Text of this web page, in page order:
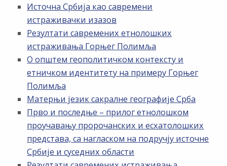
Источна Србија као савремени
истраживачки изазов
Резултати савремених етнолошких
истраживања Горњег Полимља
О општем геополитичком контексту и
етничком идентитету на примеру Горњег
Полимља
Матерњи језик сакралне географије Срба
Прво и последње – прилог етнолошком
проучавању пророчанских и есхатолошких
представа, са нагласком на подручју источне
Србије и суседних области